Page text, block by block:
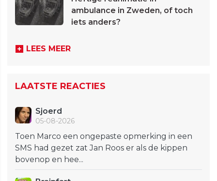
ambulance in Zweden, of toch
iets anders?
LEES MEER
LAATSTE REACTIES
Sjoerd
05-08-2026
Toen Marco een ongepaste opmerking in een
SMS had gezet zat Jan Roos er als de kippen
bovenop en hee...